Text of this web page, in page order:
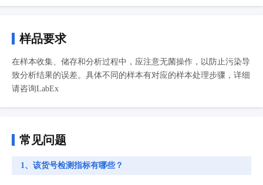
样品要求
在样本收集、储存和分析过程中，应注意无菌操作，以防止污染导
致分析结果的误差。具体不同的样本有对应的样本处理步骤，详细
请咨询LabEx
常见问题
1、该货号检测指标有哪些？